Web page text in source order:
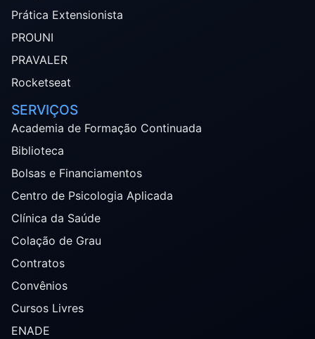
Prática Extensionista
PROUNI
PRAVALER
Rocketseat
SERVIÇOS
Academia de Formação Continuada
Biblioteca
Bolsas e Financiamentos
Centro de Psicologia Aplicada
Clínica da Saúde
Colação de Grau
Contratos
Convênios
Cursos Livres
ENADE